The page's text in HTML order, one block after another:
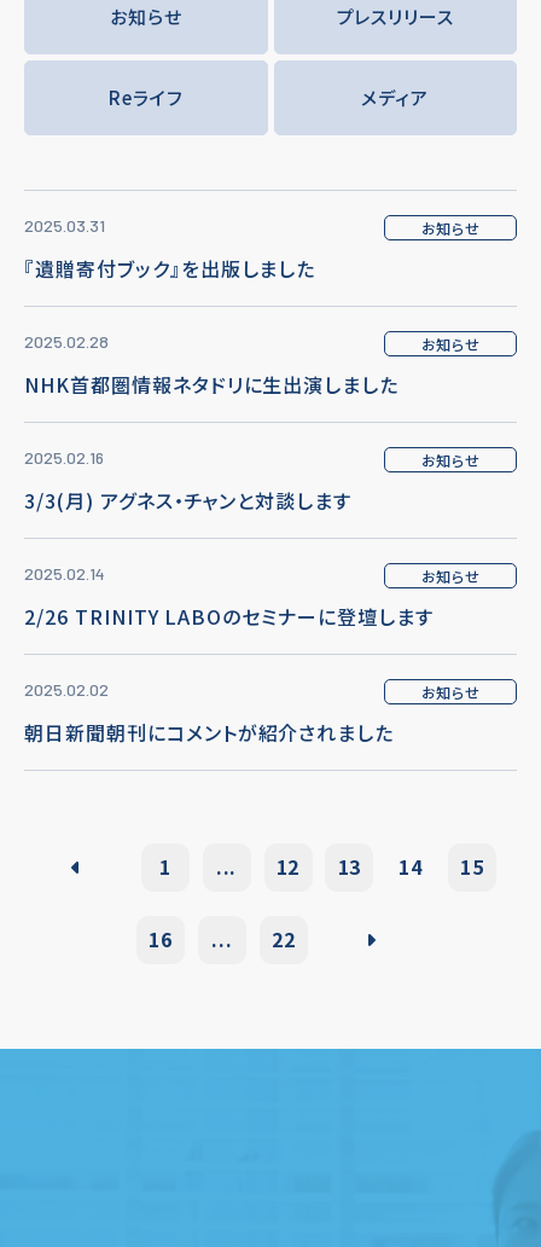
お知らせ プレスリリース
Reライフ メディア
2025.03.31 お知らせ
『遺贈寄付ブック』を出版しました
2025.02.28 お知らせ
NHK首都圏情報ネタドリに生出演しました
2025.02.16 お知らせ
3/3(月) アグネス・チャンと対談します
2025.02.14 お知らせ
2/26 TRINITY LABOのセミナーに登壇します
2025.02.02 お知らせ
朝日新聞朝刊にコメントが紹介されました
1 ... 12 13 14 15
16 ... 22